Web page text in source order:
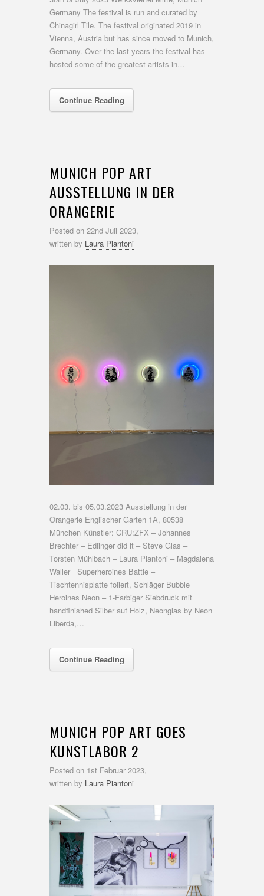
Germany The festival is run and curated by
Chinagirl Tile. The festival originated 2019 in
Vienna, Austria but has since moved to Munich,
Germany. Over the last years the festival has
hosted some of the greatest artists in…
Continue Reading
MUNICH POP ART
AUSSTELLUNG IN DER
ORANGERIE
Posted on 22nd Juli 2023,
written by Laura Piantoni
02.03. bis 05.03.2023 Ausstellung in der
Orangerie Englischer Garten 1A, 80538
München Künstler: CRU:ZFX – Johannes
Brechter – Edlinger did it – Steve Glas –
Torsten Mühlbach – Laura Piantoni – Magdalena
Waller Superheroines Battle –
Tischtennisplatte foliert, Schläger Bubble
Heroines Neon – 1-Farbiger Siebdruck mit
handfinished Silber auf Holz, Neonglas by Neon
Liberda,…
Continue Reading
MUNICH POP ART GOES
KUNSTLABOR 2
Posted on 1st Februar 2023,
written by Laura Piantoni